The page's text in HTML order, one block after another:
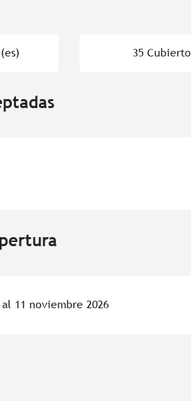
35 Cubierto
11 noviembre 2026